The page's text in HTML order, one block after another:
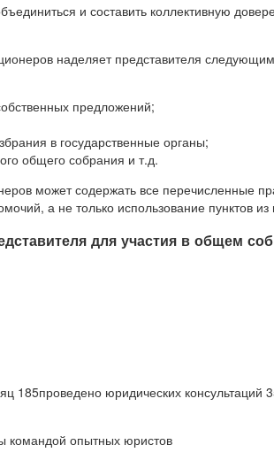
и составить коллективную
наделяет представителя
предложений;
в государственные органы;
общего собрания и т.д.
может содержать все перечисленные
а не только использование пунктов
для участия в общем
185проведено юридических консультаций
командой опытных юристов